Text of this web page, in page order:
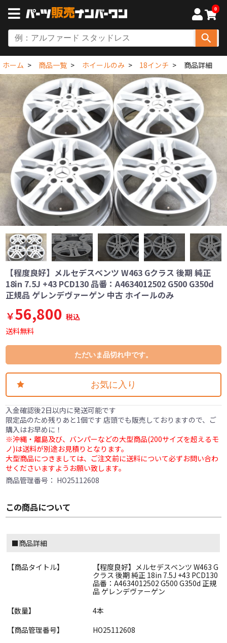
0
ホーム 商品一覧 ホイールのみ 18インチ 商品詳細
【程度良好】メルセデスベンツ W463 Gクラス 後期 純正
18in 7.5J +43 PCD130 品番：A4634012502 G500 G350d
正規品 ゲレンデヴァーゲン 中古 ホイールのみ
￥56,800 税込
送料無料
ただいま品切れ中です。
お気に入り
入金確認後2日以内に発送可能です
限定品のため残りあと1個です 店頭でも販売しておりますので、ご
購入はお早めに！
※沖縄・離島及び、バンパーなどの大型商品(200サイズを超えるモ
ノ)は送料が別途お見積りとなります。
大型商品につきましては、ご注文前に送料について必ずお問い合わ
せくださいますようお願い致します。
商品管理番号： HO25112608
この商品について
■商品詳細
【商品タイトル】
【程度良好】メルセデスベンツ W463 G
クラス 後期 純正 18in 7.5J +43 PCD130
品番：A4634012502 G500 G350d 正規
品 ゲレンデヴァーゲン
【数量】
4本
【商品管理番号】
HO25112608